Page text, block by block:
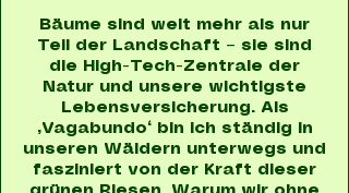
Bäume sind weit mehr als nur
Teil der Landschaft – sie sind
die High-Tech-Zentrale der
Natur und unsere wichtigste
Lebensversicherung. Als
„Vagabundo“ bin ich ständig in
unseren Wäldern unterwegs und
fasziniert von der Kraft dieser